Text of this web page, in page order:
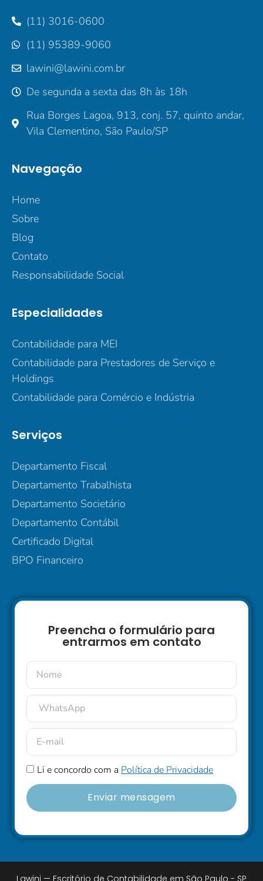
(11) 3016-0600
(11) 95389-9060
lawini@lawini.com.br
De segunda a sexta das 8h às 18h
Rua Borges Lagoa, 913, conj. 57, quinto andar,
Vila Clementino, São Paulo/SP
Navegação
Home
Sobre
Blog
Contato
Responsabilidade Social
Especialidades
Contabilidade para MEI
Contabilidade para Prestadores de Serviço e
Holdings
Contabilidade para Comércio e Indústria
Serviços
Departamento Fiscal
Departamento Trabalhista
Departamento Societário
Departamento Contábil
Certificado Digital
BPO Financeiro
Preencha o formulário para
entrarmos em contato
Li e concordo com a Política de Privacidade
Enviar mensagem
Lawini — Escritório de Contabilidade em São Paulo - SP